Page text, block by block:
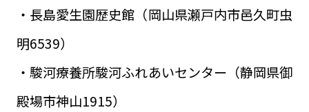
・長島愛生園歴史館（岡山県瀬戸内市邑久町虫
明6539）
・駿河療養所駿河ふれあいセンター（静岡県御
殿場市神山1915）